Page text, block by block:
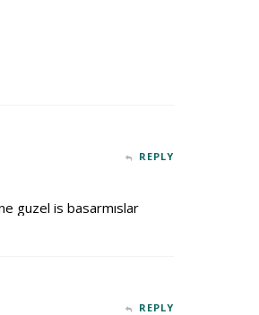
REPLY
guzel is basarmıslar
REPLY